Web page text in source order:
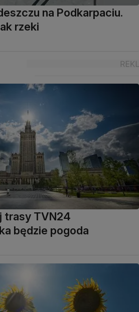
na Podkarpaciu.
rzeki
trasy TVN24
będzie pogoda